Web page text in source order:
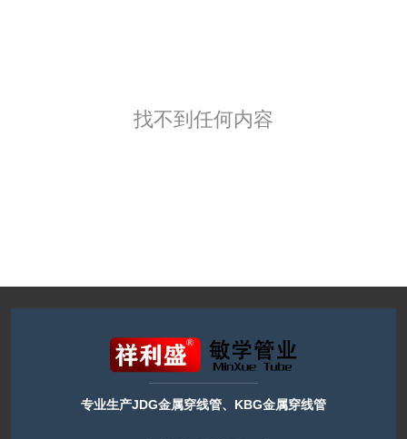
找不到任何内容
专业生产JDG金属穿线管、KBG金属穿线管